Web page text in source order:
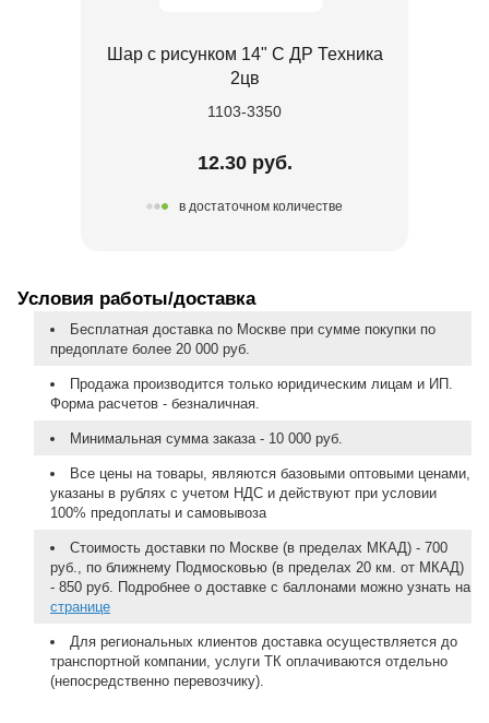
Шар с рисунком 14" С ДР Техника
2цв
1103-3350
12.30 руб.
в достаточном количестве
Условия работы/доставка
Бесплатная доставка по Москве при сумме покупки по
предоплате более 20 000 руб.
Продажа производится только юридическим лицам и ИП.
Форма расчетов - безналичная.
Минимальная сумма заказа - 10 000 руб.
Все цены на товары, являются базовыми оптовыми ценами,
указаны в рублях с учетом НДС и действуют при условии
100% предоплаты и самовывоза
Стоимость доставки по Москве (в пределах МКАД) - 700
руб., по ближнему Подмосковью (в пределах 20 км. от МКАД)
- 850 руб. Подробнее о доставке с баллонами можно узнать на
странице
Для региональных клиентов доставка осуществляется до
транспортной компании, услуги ТК оплачиваются отдельно
(непосредственно перевозчику).